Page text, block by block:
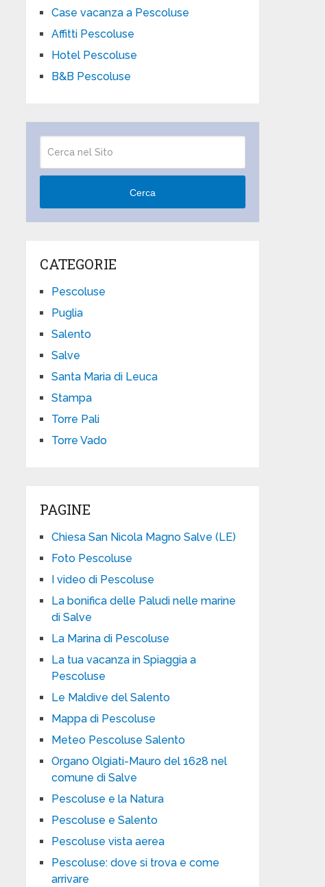
Case vacanza a Pescoluse
Affitti Pescoluse
Hotel Pescoluse
B&B Pescoluse
Cerca
CATEGORIE
Pescoluse
Puglia
Salento
Salve
Santa Maria di Leuca
Stampa
Torre Pali
Torre Vado
PAGINE
Chiesa San Nicola Magno Salve (LE)
Foto Pescoluse
I video di Pescoluse
La bonifica delle Paludi nelle marine
di Salve
La Marina di Pescoluse
La tua vacanza in Spiaggia a
Pescoluse
Le Maldive del Salento
Mappa di Pescoluse
Meteo Pescoluse Salento
Organo Olgiati-Mauro del 1628 nel
comune di Salve
Pescoluse e la Natura
Pescoluse e Salento
Pescoluse vista aerea
Pescoluse: dove si trova e come
arrivare